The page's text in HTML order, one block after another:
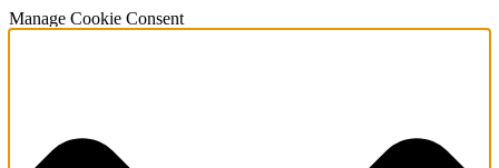
Manage Cookie Consent